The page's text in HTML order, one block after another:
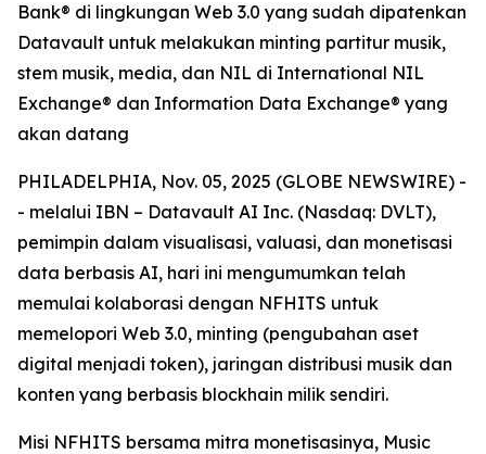
Bank® di lingkungan Web 3.0 yang sudah dipatenkan
Datavault untuk melakukan minting partitur musik,
stem musik, media, dan NIL di International NIL
Exchange® dan Information Data Exchange® yang
akan datang
PHILADELPHIA, Nov. 05, 2025 (GLOBE NEWSWIRE) -
- melalui IBN – Datavault AI Inc. (Nasdaq: DVLT),
pemimpin dalam visualisasi, valuasi, dan monetisasi
data berbasis AI, hari ini mengumumkan telah
memulai kolaborasi dengan NFHITS untuk
memelopori Web 3.0, minting (pengubahan aset
digital menjadi token), jaringan distribusi musik dan
konten yang berbasis blockhain milik sendiri.
Misi NFHITS bersama mitra monetisasinya, Music